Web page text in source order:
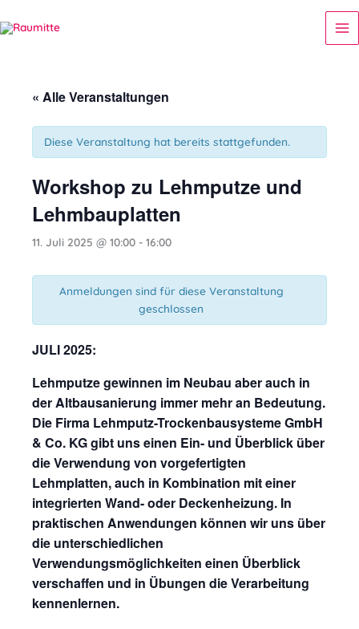
Inhalt
« Alle Veranstaltungen
Diese Veranstaltung hat bereits stattgefunden.
Workshop zu Lehmputze und
Lehmbauplatten
11. Juli 2025 @ 10:00 - 16:00
Anmeldungen sind für diese Veranstaltung
geschlossen
JULI 2025:
Lehmputze gewinnen im Neubau aber auch in
der Altbausanierung immer mehr an Bedeutung.
Die Firma Lehmputz-Trockenbausysteme GmbH
& Co. KG gibt uns einen Ein- und Überblick über
die Verwendung von vorgefertigten
Lehmplatten, auch in Kombination mit einer
integrierten Wand- oder Deckenheizung. In
praktischen Anwendungen können wir uns über
die unterschiedlichen
Verwendungsmöglichkeiten einen Überblick
verschaffen und in Übungen die Verarbeitung
kennenlernen.